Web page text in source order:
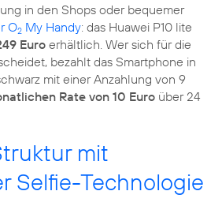
in den Shops oder bequemer
O2 My Handy: das Huawei P10 lite
Euro erhältlich. Wer sich für die
bezahlt das Smartphone in
mit einer Anzahlung von 9
Rate von 10 Euro über 24
mit
Selfie-Technologie